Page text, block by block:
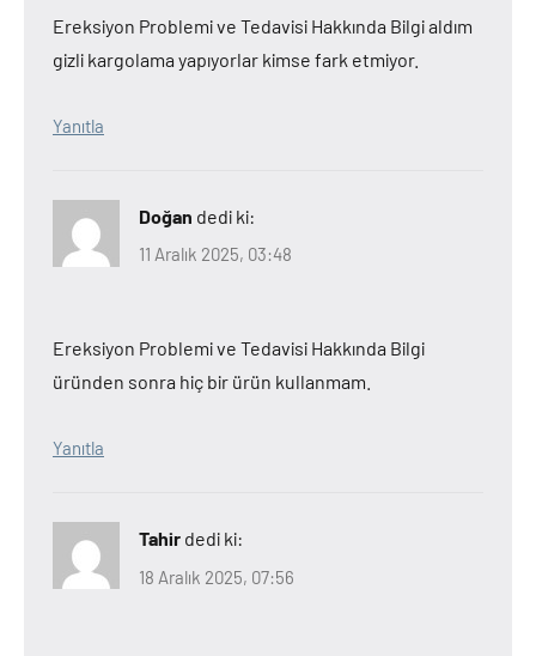
Ereksiyon Problemi ve Tedavisi Hakkında Bilgi aldım
gizli kargolama yapıyorlar kimse fark etmiyor.
Yanıtla
Doğan dedi ki:
11 Aralık 2025, 03:48
Ereksiyon Problemi ve Tedavisi Hakkında Bilgi
üründen sonra hiç bir ürün kullanmam.
Yanıtla
Tahir dedi ki:
18 Aralık 2025, 07:56